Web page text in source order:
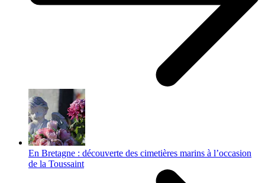
En Bretagne : découverte des cimetières marins à l’occasion
de la Toussaint